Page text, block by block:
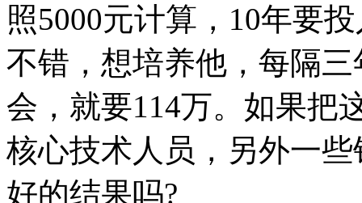
照5000元计算，10年要
不错，想培养他，每隔
会，就要114万。如果把
核心技术人员，另外一
好的结果吗?